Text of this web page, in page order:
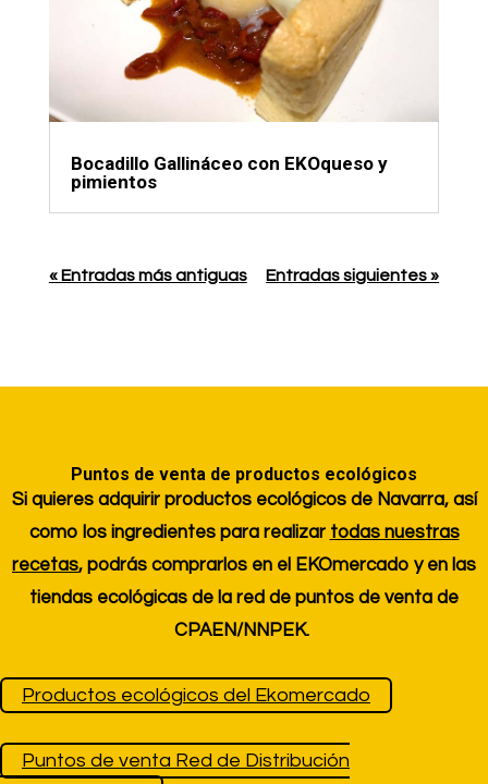
Bocadillo Gallináceo con EKOqueso y
pimientos
« Entradas más antiguas Entradas siguientes »
Puntos de venta de productos ecológicos
Si quieres adquirir productos ecológicos de Navarra, así
como los ingredientes para realizar todas nuestras
recetas, podrás comprarlos en el EKOmercado y en las
tiendas ecológicas de la red de puntos de venta de
CPAEN/NNPEK.
Productos ecológicos del Ekomercado
Puntos de venta Red de Distribución